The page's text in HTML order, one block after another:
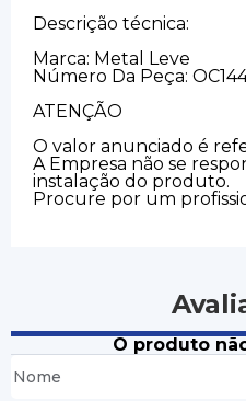
Descrição técnica:
Marca: Metal Leve
Número Da Peça:
ATENÇÃO
O valor anunciado é
A Empresa não se
instalação do produto.
Procure por um
O produto